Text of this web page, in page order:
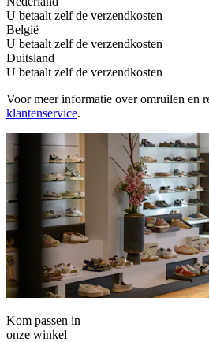
U betaalt zelf de verzendkosten
België
U betaalt zelf de verzendkosten
Duitsland
U betaalt zelf de verzendkosten
Voor meer informatie over omruilen en
klantenservice.
Kom passen in
onze winkel